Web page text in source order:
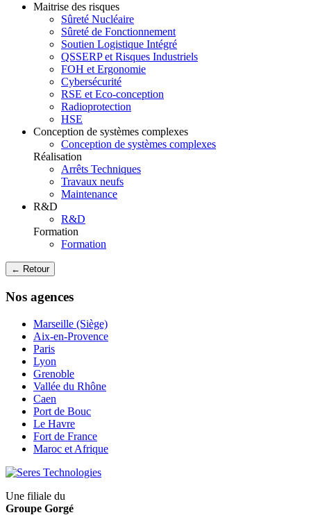
Maitrise des risques
Sûreté Nucléaire
Sûreté de Fonctionnement
Soutien Logistique Intégré
QSSERP et Risques Industriels
FOH et Ergonomie
Cybersécurité
RSE et Eco-conception
Radioprotection
HSE
Conception de systèmes complexes
Conception de systèmes complexes
Réalisation
Arrêts Techniques
Travaux neufs
Maintenance
R&D
R&D
Formation
Formation
← Retour
Nos agences
Marseille (Siège)
Aix-en-Provence
Paris
Lyon
Grenoble
Vallée du Rhône
Caen
Port de Bouc
Le Havre
Fort de France
Maroc et Afrique
Une filiale du
Groupe Gorgé